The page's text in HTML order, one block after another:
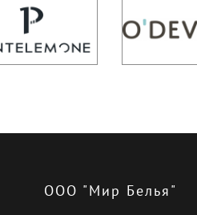
ООО "Мир Белья"